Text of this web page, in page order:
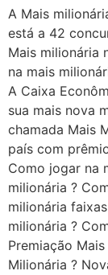
A Mais
está a 42
Mais milionária
na mais
A Caixa
sua mais nova
chamada Mais
país com
Como jogar na
milionária ?
milionária
milionária ?
Premiação
Milionária ?